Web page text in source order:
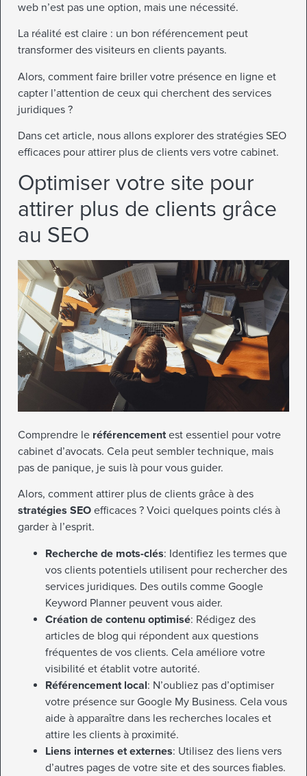
web n’est pas une option, mais une nécessité.
La réalité est claire : un bon référencement peut
transformer des visiteurs en clients payants.
Alors, comment faire briller votre présence en ligne et
capter l’attention de ceux qui cherchent des services
juridiques ?
Dans cet article, nous allons explorer des stratégies SEO
efficaces pour attirer plus de clients vers votre cabinet.
Optimiser votre site pour
attirer plus de clients grâce
au SEO
Comprendre le référencementest essentiel pour votre
cabinet d’avocats. Cela peut sembler technique, mais
pas de panique, je suis là pour vous guider.
Alors, comment attirer plus de clients grâce à des
stratégies SEO efficaces ? Voici quelques points clés à
garder à l’esprit.
Recherche de mots-clés: Identifiez les termes que
vos clients potentiels utilisent pour rechercher des
services juridiques. Des outils comme Google
Keyword Planner peuvent vous aider.
Création de contenu optimisé: Rédigez des
articles de blog qui répondent aux questions
fréquentes de vos clients. Cela améliore votre
visibilité et établit votre autorité.
Référencement local: N’oubliez pas d’optimiser
votre présence sur Google My Business. Cela vous
aide à apparaître dans les recherches locales et
attire les clients à proximité.
Liens internes et externes: Utilisez des liens vers
d’autres pages de votre site et des sources fiables.